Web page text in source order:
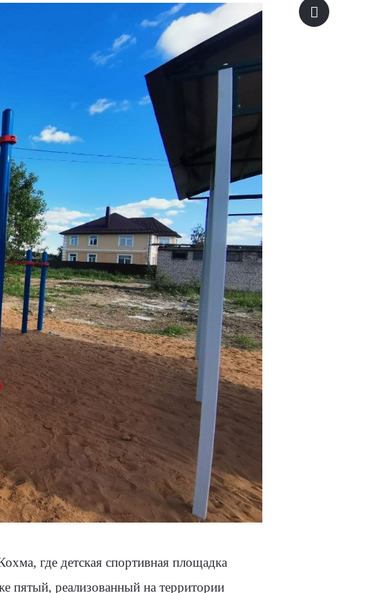
где детская спортивная площадка
пятый, реализованный на территории